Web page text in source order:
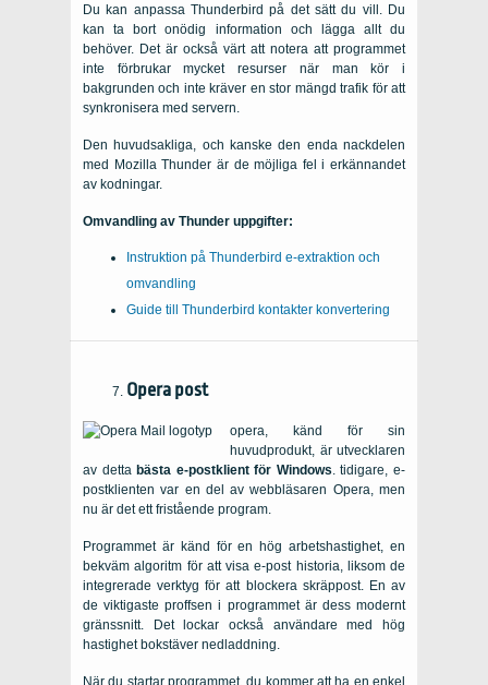
Du kan anpassa Thunderbird på det sätt du vill. Du
kan ta bort onödig information och lägga allt du
behöver. Det är också värt att notera att programmet
inte förbrukar mycket resurser när man kör i
bakgrunden och inte kräver en stor mängd trafik för att
synkronisera med servern.
Den huvudsakliga, och kanske den enda nackdelen
med Mozilla Thunder är de möjliga fel i erkännandet
av kodningar.
Omvandling av Thunder uppgifter:
Instruktion på Thunderbird e-extraktion och
omvandling
Guide till Thunderbird kontakter konvertering
Opera post
opera, känd för sin
huvudprodukt, är utvecklaren
av detta bästa e-postklient för Windows. tidigare, e-
postklienten var en del av webbläsaren Opera, men
nu är det ett fristående program.
Programmet är känd för en hög arbetshastighet, en
bekväm algoritm för att visa e-post historia, liksom de
integrerade verktyg för att blockera skräppost. En av
de viktigaste proffsen i programmet är dess modernt
gränssnitt. Det lockar också användare med hög
hastighet bokstäver nedladdning.
När du startar programmet, du kommer att ha en enkel